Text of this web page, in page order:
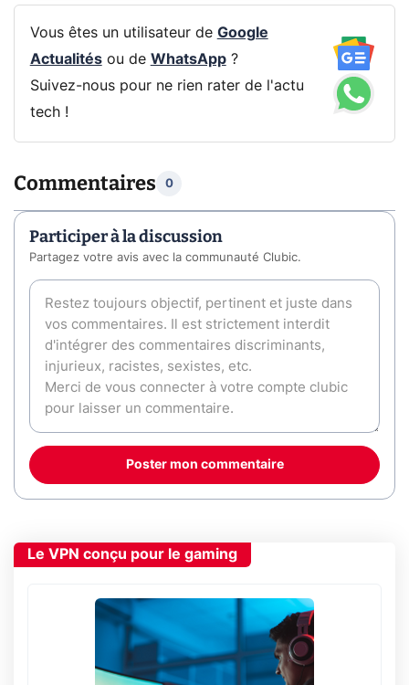
Vous êtes un utilisateur de Google
Actualitésou de WhatsApp?
Suivez-nous pour ne rien rater de l'actu
tech !
Commentaires 0
Participer à la discussion
Partagez votre avis avec la communauté Clubic.
Poster mon commentaire
Le VPN conçu pour le gaming